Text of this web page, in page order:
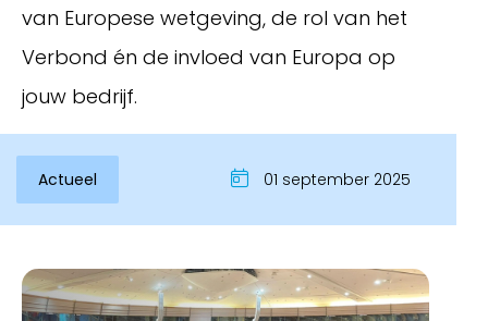
Inloggen
van Europese wetgeving, de rol van het
Verbond én de invloed van Europa op
jouw bedrijf.
Actueel 01 september 2025